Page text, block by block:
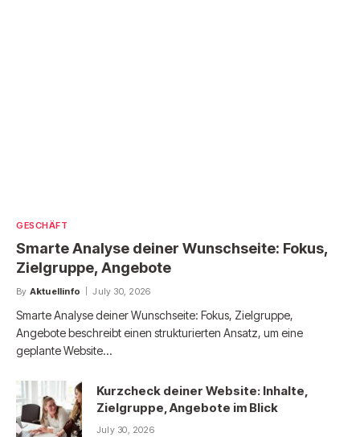
GESCHÄFT
Smarte Analyse deiner Wunschseite: Fokus,
Zielgruppe, Angebote
By Aktuellinfo July 30, 2026
Smarte Analyse deiner Wunschseite: Fokus, Zielgruppe,
Angebote beschreibt einen strukturierten Ansatz, um eine
geplante Website…
Kurzcheck deiner Website: Inhalte,
Zielgruppe, Angebote im Blick
July 30, 2026